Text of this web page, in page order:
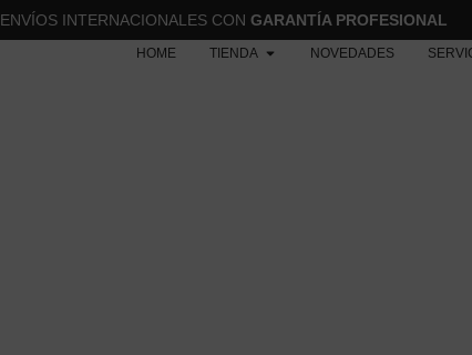
ENVÍOS INTERNACIONALES CON GARANTÍA PROFESIONAL
HOME TIENDA NOVEDADES